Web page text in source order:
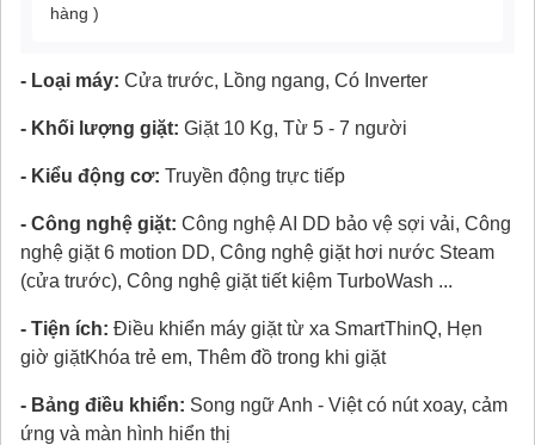
hàng )
- Loại máy: Cửa trước, Lồng ngang, Có Inverter
- Khối lượng giặt: Giặt 10 Kg, Từ 5 - 7 người
- Kiểu động cơ: Truyền động trực tiếp
- Công nghệ giặt: Công nghệ AI DD bảo vệ sợi vải, Công
nghệ giặt 6 motion DD, Công nghệ giặt hơi nước Steam
(cửa trước), Công nghệ giặt tiết kiệm TurboWash ...
- Tiện ích: Điều khiển máy giặt từ xa SmartThinQ, Hẹn
giờ giặtKhóa trẻ em, Thêm đồ trong khi giặt
- Bảng điều khiển: Song ngữ Anh - Việt có nút xoay, cảm
ứng và màn hình hiển thị